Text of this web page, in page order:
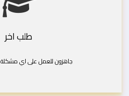
طلب اخر
جاهزون للعمل على اي مشكلة